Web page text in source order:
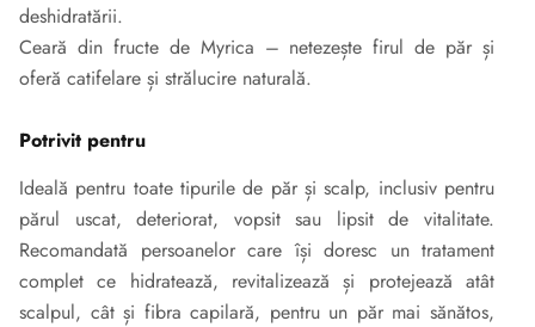
deshidratării.
Ceară din fructe de Myrica – netezește firul de păr și
oferă catifelare și strălucire naturală.
Potrivit pentru
Ideală pentru toate tipurile de păr și scalp, inclusiv pentru
părul uscat, deteriorat, vopsit sau lipsit de vitalitate.
Recomandată persoanelor care își doresc un tratament
complet ce hidratează, revitalizează și protejează atât
scalpul, cât și fibra capilară, pentru un păr mai sănătos,